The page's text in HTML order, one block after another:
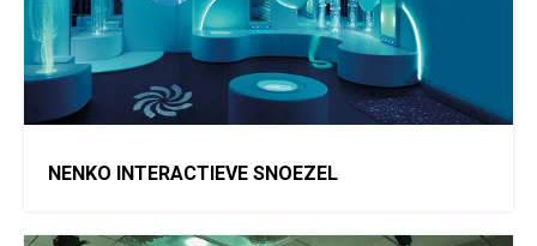
NENKO INTERACTIEVE SNOEZEL